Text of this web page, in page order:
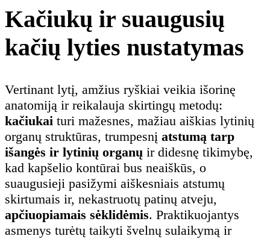
Kačiukų ir suaugusių
kačių lyties nustatymas
Vertinant lytį, amžius ryškiai veikia išorinę
anatomiją ir reikalauja skirtingų metodų:
kačiukai turi mažesnes, mažiau aiškias lytinių
organų struktūras, trumpesnį atstumą tarp
išangės ir lytinių organų ir didesnę tikimybę,
kad kapšelio kontūrai bus neaiškūs, o
suaugusieji pasižymi aiškesniais atstumų
skirtumais ir, nekastruotų patinų atveju,
apčiuopiamais sėklidėmis. Praktikuojantys
asmenys turėtų taikyti švelnų sulaikymą ir